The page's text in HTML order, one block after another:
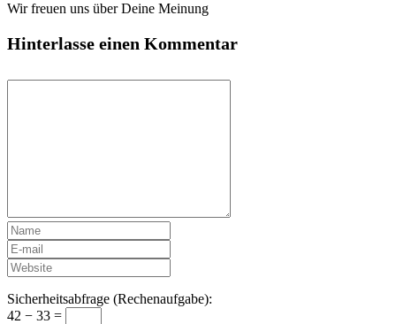
Wir freuen uns über Deine Meinung
Hinterlasse einen Kommentar
Sicherheitsabfrage (Rechenaufgabe):
42 − 33 =